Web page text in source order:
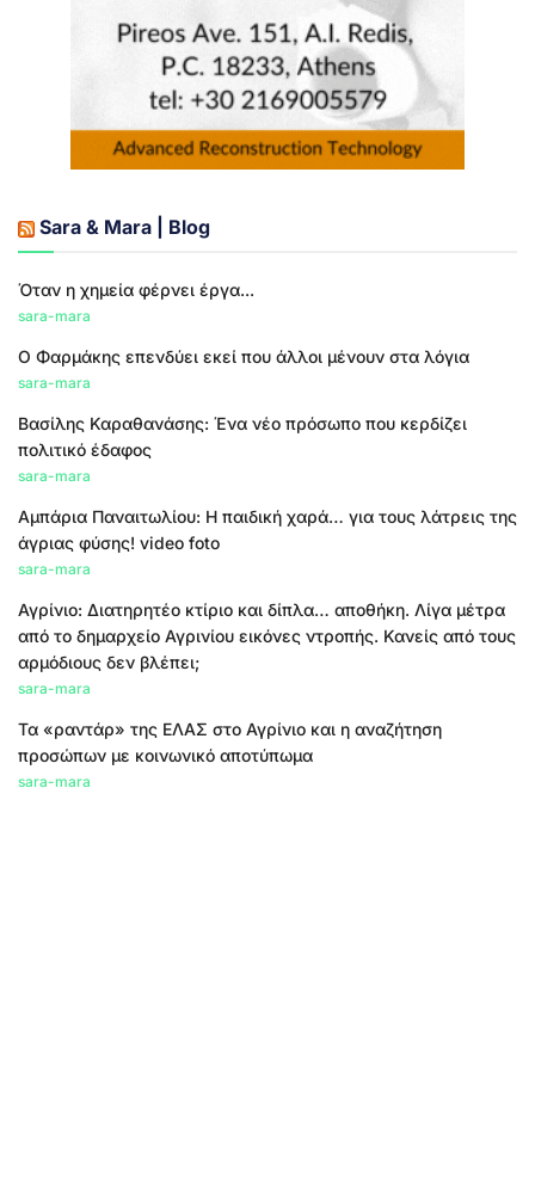
Sara & Mara | Blog
Όταν η χημεία φέρνει έργα...
sara-mara
Ο Φαρμάκης επενδύει εκεί που άλλοι μένουν στα λόγια
sara-mara
Βασίλης Καραθανάσης: Ένα νέο πρόσωπο που κερδίζει
πολιτικό έδαφος
sara-mara
Αμπάρια Παναιτωλίου: Η παιδική χαρά… για τους λάτρεις της
άγριας φύσης! video foto
sara-mara
Αγρίνιο: Διατηρητέο κτίριο και δίπλα… αποθήκη. Λίγα μέτρα
από το δημαρχείο Αγρινίου εικόνες ντροπής. Κανείς από τους
αρμόδιους δεν βλέπει;
sara-mara
Τα «ραντάρ» της ΕΛΑΣ στο Αγρίνιο και η αναζήτηση
προσώπων με κοινωνικό αποτύπωμα
sara-mara